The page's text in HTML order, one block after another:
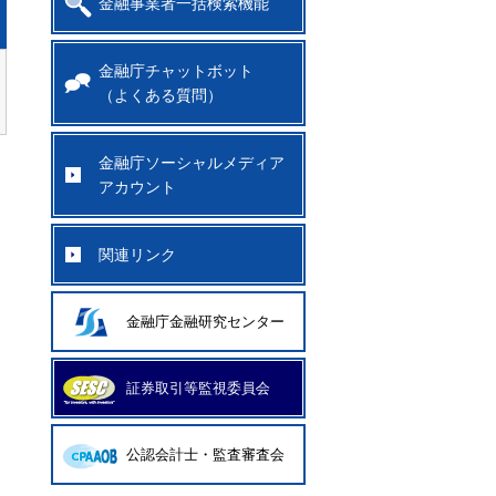
金融庁チャットボット
（よくある質問）
金融庁ソーシャルメディア
アカウント
関連リンク
金融庁金融研究センター
証券取引等監視委員会
公認会計士・監査審査会